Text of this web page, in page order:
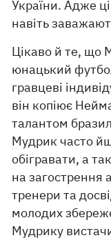
України. Адже
навіть
Цікаво й те, що
юнацький
гравцеві
він копіює
талантом
Мудрик часто
обігравати, а
на загострення
тренери та
молодих
Мудрику